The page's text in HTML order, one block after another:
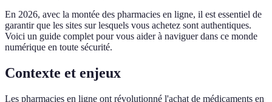
En 2026, avec la montée des pharmacies en ligne, il est essentiel de
garantir que les sites sur lesquels vous achetez sont authentiques.
Voici un guide complet pour vous aider à naviguer dans ce monde
numérique en toute sécurité.
Contexte et enjeux
Les pharmacies en ligne ont révolutionné l'achat de médicaments en